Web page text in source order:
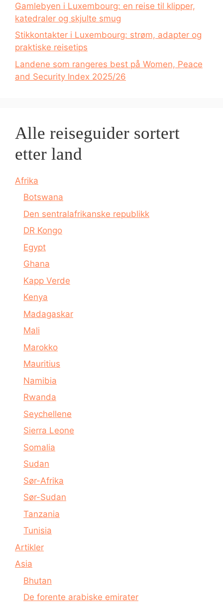
Gamlebyen i Luxembourg: en reise til klipper,
katedraler og skjulte smug
Stikkontakter i Luxembourg: strøm, adapter og
praktiske reisetips
Landene som rangeres best på Women, Peace
and Security Index 2025/26
Alle reiseguider sortert
etter land
Afrika
Botswana
Den sentralafrikanske republikk
DR Kongo
Egypt
Ghana
Kapp Verde
Kenya
Madagaskar
Mali
Marokko
Mauritius
Namibia
Rwanda
Seychellene
Sierra Leone
Somalia
Sudan
Sør-Afrika
Sør-Sudan
Tanzania
Tunisia
Artikler
Asia
Bhutan
De forente arabiske emirater